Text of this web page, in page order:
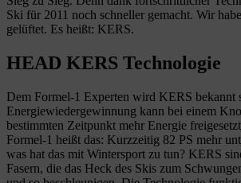
Ski für 2011 noch schneller gemacht. Wir
gelüftet. Es heißt: KERS.
HEAD KERS Technologie
Dem Formel-1 Experten wird KERS bekannt
Energiewiedergewinnung kann bei einem
bestimmten Zeitpunkt mehr Energie
Formel-1 heißt das: Kurzzeitig 82 PS mehr
was hat das mit Wintersport zu tun? KERS
Fasern, die das Heck des Skis zum